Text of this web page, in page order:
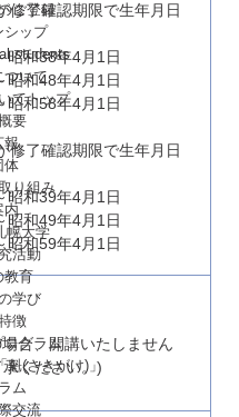
ご登録
シップ
students
ついて
てトップ
要
報
体
り組み
内
幌大学
活動
教育
学び
徴
ログラム
魁(さきがけ)」
ム
交流
修了確認期限で生年月日
昭和38年4月1日
昭和48年4月1日
昭和58年4月1日
修了確認期限で生年月日
昭和39年4月1日
昭和49年4月1日
昭和59年4月1日
合、開講いたしません
ください。)